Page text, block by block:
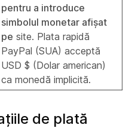
pentru a introduce
simbolul monetar afișat
pe site. Plata rapidă
PayPal (SUA) acceptă
USD $ (Dolar american)
ca monedă implicită.
de plată